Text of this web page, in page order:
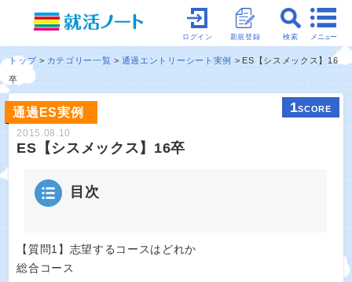
メニュー
検索
新規登録
ログイン
トップ カテゴリー一覧 通過エントリーシート実例
ES【シスメックス】16
卒
通過ES実例 1SCORE
2015.08.10
ES【シスメックス】16卒
目次
【質問1】志望するコースはどれか
総合コース